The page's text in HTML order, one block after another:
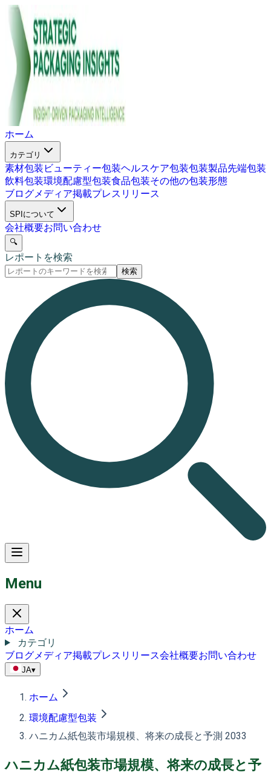
ホーム
カテゴリ
素材包装 ビューティー包装ヘルスケア包装包装製品先端包装
飲料包装環境配慮型包装食品包装その他の包装形態
ブログメディア掲載プレスリリース
SPIについて
会社概要お問い合わせ
🔍
レポートを検索
検索
Menu
ホーム
カテゴリ
ブログメディア掲載プレスリリース会社概要お問い合わせ
JA▾
ホーム
環境配慮型包装
ハニカム紙包装市場規模、将来の成長と予測 2033
ハニカム紙包装市場規模、将来の成長と予